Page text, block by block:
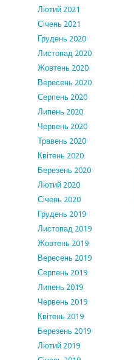
Лютий 2021
Січень 2021
Грудень 2020
Листопад 2020
Жовтень 2020
Вересень 2020
Серпень 2020
Липень 2020
Червень 2020
Травень 2020
Квітень 2020
Березень 2020
Лютий 2020
Січень 2020
Грудень 2019
Листопад 2019
Жовтень 2019
Вересень 2019
Серпень 2019
Липень 2019
Червень 2019
Квітень 2019
Березень 2019
Лютий 2019